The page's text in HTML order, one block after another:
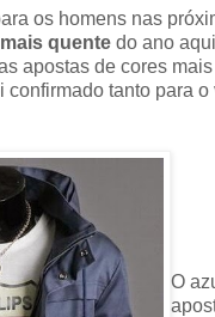
os homens nas
mais quente do ano
apostas de cores
confirmado tanto para o
O